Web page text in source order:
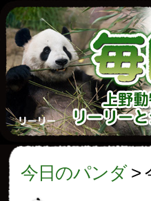
今日のパンダ>